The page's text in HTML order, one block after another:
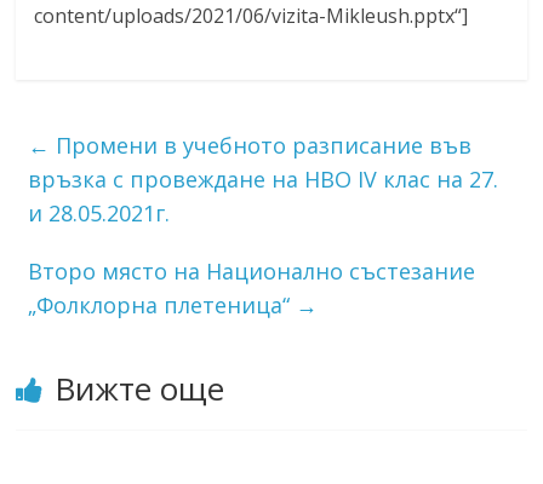
content/uploads/2021/06/vizita-Mikleush.pptx“]
← Промени в учебното разписание във
връзка с провеждане на НВО IV клас на 27.
и 28.05.2021г.
Второ място на Национално състезание
„Фолклорна плетеница“ →
Вижте още